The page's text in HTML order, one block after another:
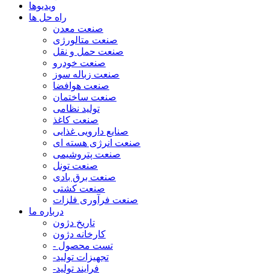
ویدیوها
راه حل ها
صنعت معدن
صنعت متالورژی
صنعت حمل و نقل
صنعت خودرو
صنعت زباله سوز
صنعت هوافضا
صنعت ساختمان
تولید نظامی
صنعت کاغذ
صنایع دارویی غذایی
صنعت انرژی هسته ای
صنعت پتروشیمی
صنعت تونل
صنعت برق بادی
صنعت کشتی
صنعت فرآوری فلزات
درباره ما
تاریخ دژون
کارخانه دژون
- تست محصول
-تجهیزات تولید
-فرایند تولید